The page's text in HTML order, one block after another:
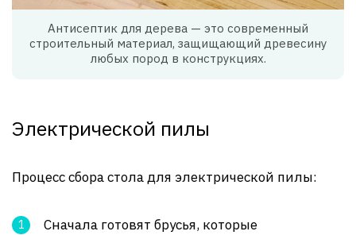
Антисептик для дерева — это современный
строительный материал, защищающий древесину
любых пород в конструкциях.
Электрической пилы
Процесс сбора стола для электрической пилы:
Сначала готовят брусья, которые